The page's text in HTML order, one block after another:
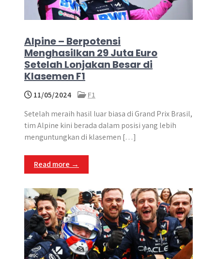
Alpine – Berpotensi
Menghasilkan 29 Juta Euro
Setelah Lonjakan Besar di
Klasemen F1
11/05/2024
F1
Setelah meraih hasil luar biasa di Grand Prix Brasil,
tim Alpine kini berada dalam posisi yang lebih
menguntungkan di klasemen […]
Read more →